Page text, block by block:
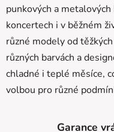
punkových a
koncertech i v běžném
různé modely od
různých barvách a
chladné i teplé měsíce,
volbou pro různé
Garance